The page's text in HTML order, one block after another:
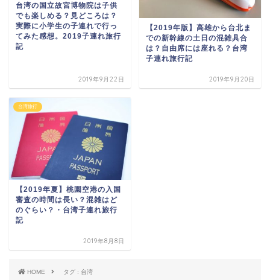
台湾の国立故宮博物院は子供
でも楽しめる？見どころは？
実際に小学生の子連れで行っ
てみた感想。2019子連れ旅行
記
2019年9月22日
【2019年版】高雄から台北ま
での新幹線の土日の混雑具合
は？自由席には座れる？台湾
子連れ旅行記
2019年9月20日
台湾旅行
【2019年夏】桃園空港の入国
審査の時間は長い？混雑はど
のぐらい？・台湾子連れ旅行
記
2019年8月8日
HOME タグ : 台湾